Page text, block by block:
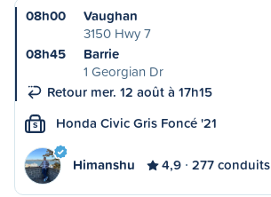
08h00
Vaughan
3150 Hwy 7
08h45
Barrie
1 Georgian Dr
Retour mer. 12 août à 17h15
S Honda Civic Gris Foncé '21
Himanshu 4,9 277 conduits